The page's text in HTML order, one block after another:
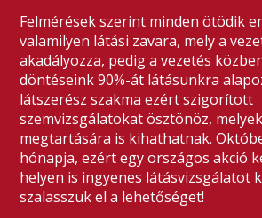
Felmérések szerint minden ötödik
valamilyen látási zavara, mely a
akadályozza, pedig a vezetés
döntéseink 90%-át látásunkra
látszerész szakma ezért szigorított
szemvizsgálatokat ösztönöz,
megtartására is kihathatnak.
hónapja, ezért egy országos akció
helyen is ingyenes látásvizsgálatot
szalasszuk el a lehetőséget!